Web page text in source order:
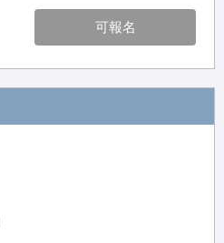
可報名